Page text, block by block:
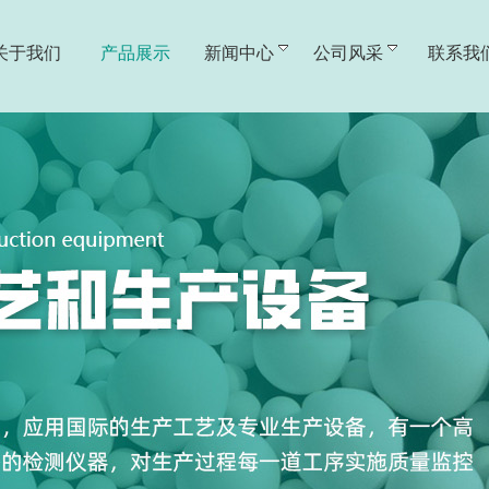
于我们 产品展示 新闻中心 公司风采 联系我